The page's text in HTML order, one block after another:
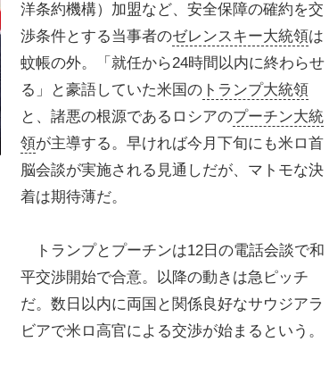
洋条約機構）加盟など、安全保障の確約を交
渉条件とする当事者のゼレンスキー大統領は
蚊帳の外。「就任から24時間以内に終わらせ
る」と豪語していた米国の トランプ大統領
と、諸悪の根源であるロシアのプーチン大統
領が主導する。早ければ今月下旬にも米ロ首
脳会談が実施される見通しだが、マトモな決
着は期待薄だ。
トランプとプーチンは12日の電話会談で和
平交渉開始で合意。以降の動きは急ピッチ
だ。数日以内に両国と関係良好なサウジアラ
ビアで米ロ高官による交渉が始まるという。